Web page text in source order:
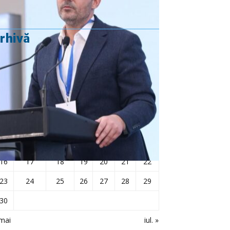
iunie 2025
Ma Mi D
iul. »
1
5 6 7
8
9
13
15
17 18 19 20 21
22
24 25 26 27 28
29